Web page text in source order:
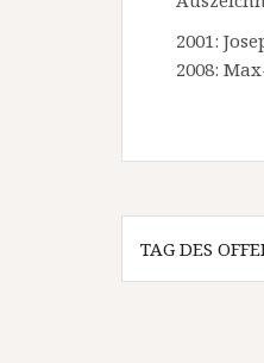
2001:
2008:
TAG DES